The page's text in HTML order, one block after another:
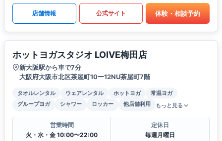
店舗情報 公式サイト 体験・相談予約
ホットヨガスタジオ LOIVE梅田店
新大阪駅から車で7分
大阪府大阪市北区茶屋町10ー12NU茶屋町7階
タオルレンタル ウェアレンタル ホットヨガ
常温ヨガ
グループヨガ
シャワー ロッカー 他店舗利用 もっと見る
営業時間
火・水・金 10:00〜22:00
定休日
毎週月曜日